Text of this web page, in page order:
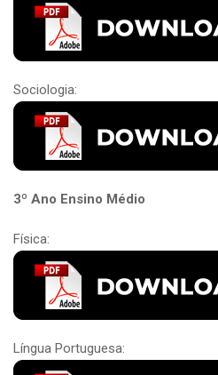
Sociologia:
3º Ano Ensino Médio
Física:
Língua Portuguesa: